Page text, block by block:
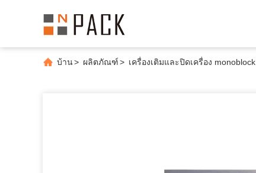
บ้าน> ผลิตภัณฑ์> เครื่องเติมและปิดเครื่อง monoblock